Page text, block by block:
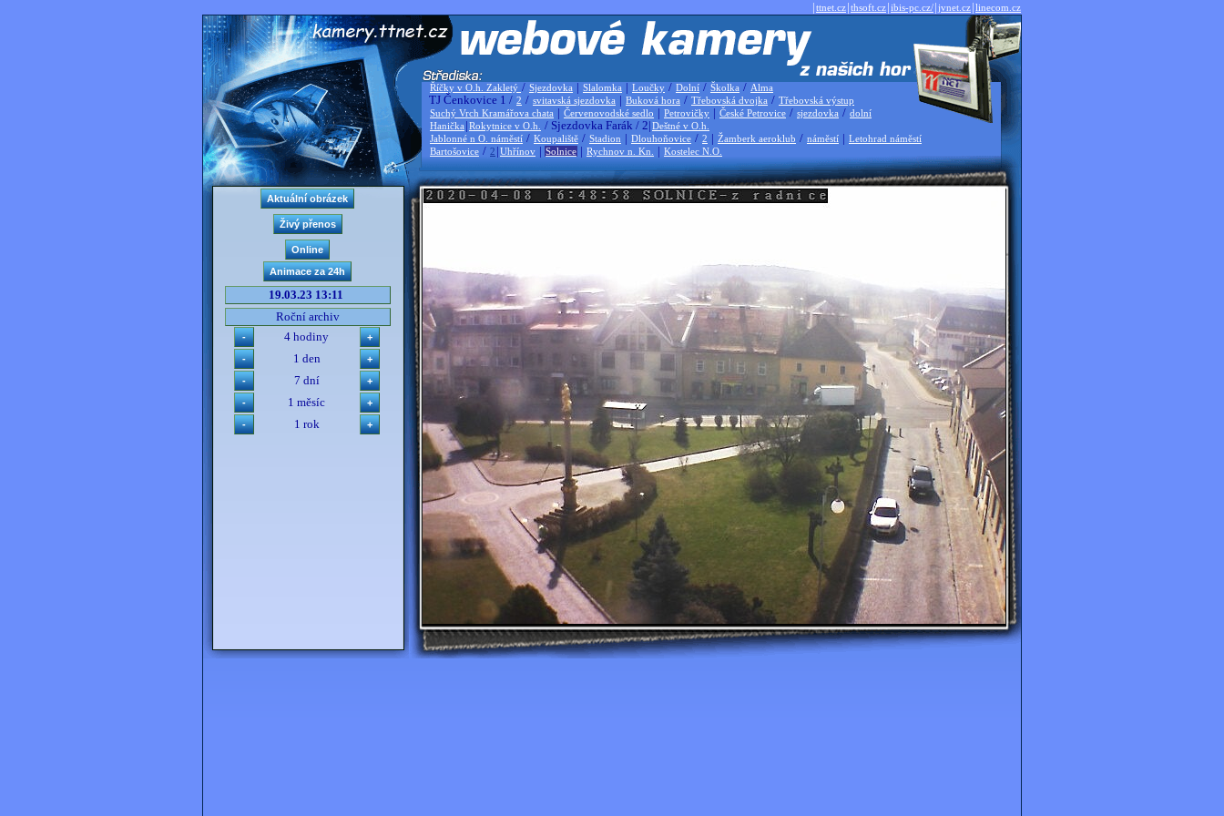
|ttnet.cz|thsoft.cz|ibis-pc.cz/|jvnet.cz|linecom.cz
Říčky v O.h. Zakletý / Sjezdovka | Slalomka | Loučky / Dolní / Školka / Alma
TJ Čenkovice 1 / 2 / svitavská sjezdovka | Buková hora / Třebovská dvojka / Třebovská výstup
Suchý Vrch Kramářova chata | Červenovodské sedlo | Petrovičky | České Petrovice / sjezdovka / dolní
Hanička |Rokytnice v O.h. / Sjezdovka Farák / 2|Deštné v O.h.
Jablonné n O. náměstí / Koupaliště / Stadion | Dlouhoňovice / 2 | Žamberk aeroklub / náměstí | Letohrad náměstí
Bartošovice / 2 |Uhřínov | Solnice | Rychnov n. Kn. | Kostelec N.O.
19.03.23 13:11
Roční archiv
4 hodiny
1 den
7 dní
1 měsíc
1 rok